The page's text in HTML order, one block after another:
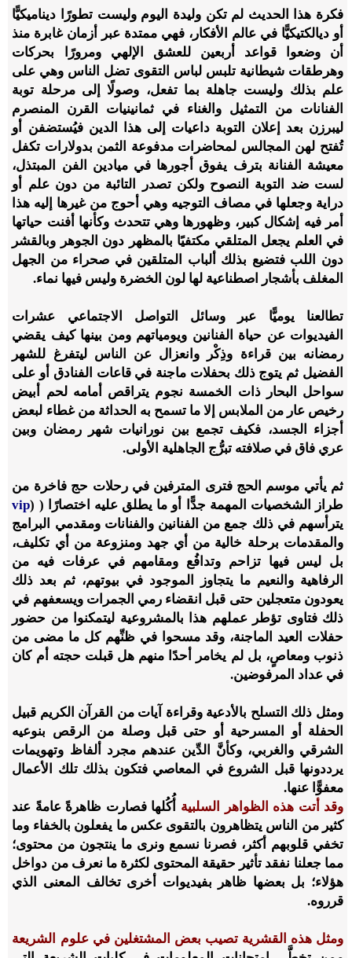
فكرة هذا الحديث لم تكن وليدة اليوم وليست تطورًا ديناميكيًّا
أو ديالكتيكيًّا في عالم الأفكار، فهي ممتدة عبر أزمان غابرة منذ
أن وضعوا قواعد أربعين للعشق الإلهي ومرورًا بحركات
وهرطقات شيطانية تلبس لباس التقوى تضل الناس وهي على
علم بذلك وليست جاهلة بما تفعل، وصولًا إلى مرحلة توبة
الفنانات من التمثيل والغناء في ثمانينيات القرن المنصرم
ليبرزن بعد إعلان التوبة داعيات إلى هذا الدين فيُستضفن أو
تُفتح لهن المجالس لمحاضرات مدفوعة الثمن بدولارات تكفل
معيشة الفنانة بترف يفوق أجورها في ميادين الفن المبتذل،
لست ضد التوبة النصوح ولكن تصدر التائبة من دون علم أو
دراية وجعلها في مصاف التوجيه وهي أحوج من غيرها إليه هذا
أمر فيه إشكال كبير، وظهورها وهي تتحدث وكأنها أفنت حياتها
في العلم يجعل المتلقي مكتفيًا بالمظهر دون الجوهر وبالقشر
دون اللب فتضيع بذلك ألباب المتلقين في صحراء من الجهل
المغلف بأشجار اصطناعية لها لون الخضرة وليس فيها نماء.
تطالعنا يوميًّا عبر وسائل التواصل الاجتماعي عشرات
الفيديوات عن حياة الفنانين ويومياتهم ومن بينها كيف يقضي
رمضانه بين قراءة وذِكْر وانعزال عن الناس ليتفرغ للشهر
الفضيل ثم يتوج ذلك بحفلات ماجنة في قاعات الفنادق أو على
سواحل البحار ذات الخمسة نجوم يتراقص أمامه لحم أبيض
رخيص عار من الملابس إلا ما تسمح به الحداثة من غطاء لبعض
أجزاء الجسد، فكيف تجمع بين نورانيات شهر رمضان وبين
عري فاق في صلافته تبرُّج الجاهلية الأولى.
ثم يأتي موسم الحج فترى المترفين في رحلات حج فاخرة من
طراز الشخصيات المهمة جدًّا أو ما يطلق عليه اختصارًا ( (vip
يترأسهم في ذلك جمع من الفنانين والفنانات ومقدمي البرامج
والمقدمات برحلة خالية من أي جهد ومنزوعة من أي تكليف،
بل ليس فيها تزاحم وتدافُع ومقامهم في عرفات فيه من
الرفاهية والنعيم ما يتجاوز الموجود في بيوتهم، ثم بعد ذلك
يعودون متعجلين حتى قبل انقضاء رمي الجمرات ويسعفهم في
ذلك فتاوى تؤطر عملهم هذا بالمشروعية ليتمكنوا من حضور
حفلات العيد الماجنة، وقد مسحوا في ظنِّهم كل ما مضى من
ذنوب ومعاصٍ، بل لم يخامر أحدًا منهم هل قبلت حجته أم كان
في عداد المرفوضين.
ومثل ذلك التسلح بالأدعية وقراءة آيات من القرآن الكريم قبيل
الحفلة أو المسرحية أو حتى قبل وصلة من الرقص بنوعيه
الشرقي والغربي، وكأنَّ الدِّين عندهم مجرد ألفاظ وتهويمات
يرددونها قبل الشروع في المعاصي فتكون بذلك تلك الأعمال
معفوًّا عنها.
وقد أتت هذه الظواهر السلبية أُكُلها فصارت ظاهرةً عامةً عند
كثير من الناس يتظاهرون بالتقوى عكس ما يفعلون بالخفاء وما
تخفي قلوبهم أكثر، فصرنا نسمع ونرى ما ينتجون من محتوى؛
مما جعلنا نفقد تأثير حقيقة المحتوى لكثرة ما نعرف من دواخل
هؤلاء؛ بل بعضها ظاهر بفيديوات أخرى تخالف المعنى الذي
قرروه.
ومثل هذه القشرية تصيب بعض المشتغلين في علوم الشريعة